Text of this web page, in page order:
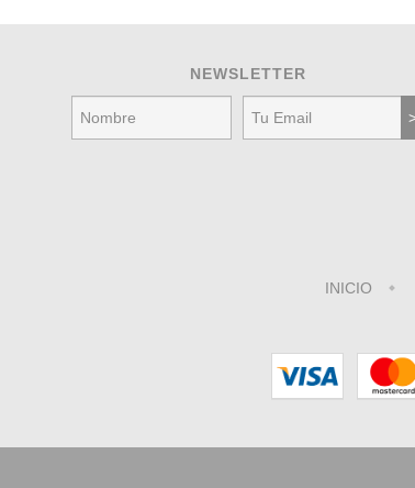
NEWSLETTER
INICIO